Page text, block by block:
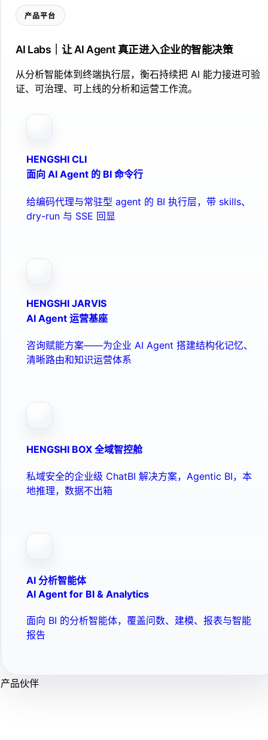
产品平台
AI Labs｜让 AI Agent 真正进入企业的智能决策
从分析智能体到终端执行层，衡石持续把 AI 能力接进可验
证、可治理、可上线的分析和运营工作流。
HENGSHI CLI
面向 AI Agent 的 BI 命令行
给编码代理与常驻型 agent 的 BI 执行层，带 skills、
dry-run 与 SSE 回显
HENGSHI JARVIS
AI Agent 运营基座
咨询赋能方案——为企业 AI Agent 搭建结构化记忆、
清晰路由和知识运营体系
HENGSHI BOX 全域智控舱
私域安全的企业级 ChatBI 解决方案，Agentic BI，本
地推理，数据不出箱
AI 分析智能体
AI Agent for BI & Analytics
面向 BI 的分析智能体，覆盖问数、建模、报表与智能
报告
产品伙伴